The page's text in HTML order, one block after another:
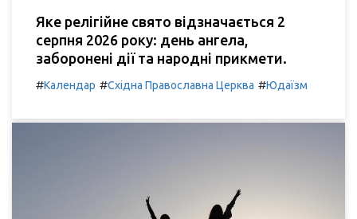
Яке релігійне свято відзначається 2
серпня 2026 року: день ангела,
заборонені дії та народні прикмети.
#Календар #Східна Православна Церква #Юдаїзм